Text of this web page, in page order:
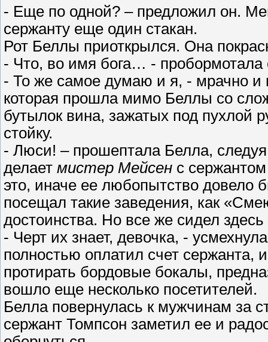
- Еще по одной? – предложил он.
сержанту еще один стакан.
Рот Беллы приоткрылся. Она
- Что, во имя бога… - пробормотала
- То же самое думаю и я, - мрачно и
которая прошла мимо Беллы со
бутылок вина, зажатых под пухлой
стойку.
- Люси! – прошептала Белла,
делает мистер Мейсен с
это, иначе ее любопытство довело
посещал такие заведения, как
достоинства. Но все же сидел
- Черт их знает, девочка, -
полностью оплатил счет сержанта,
протирать бордовые бокалы,
вошло еще несколько посетителей.
Белла повернулась к мужчинам за
сержант Томпсон заметил ее и